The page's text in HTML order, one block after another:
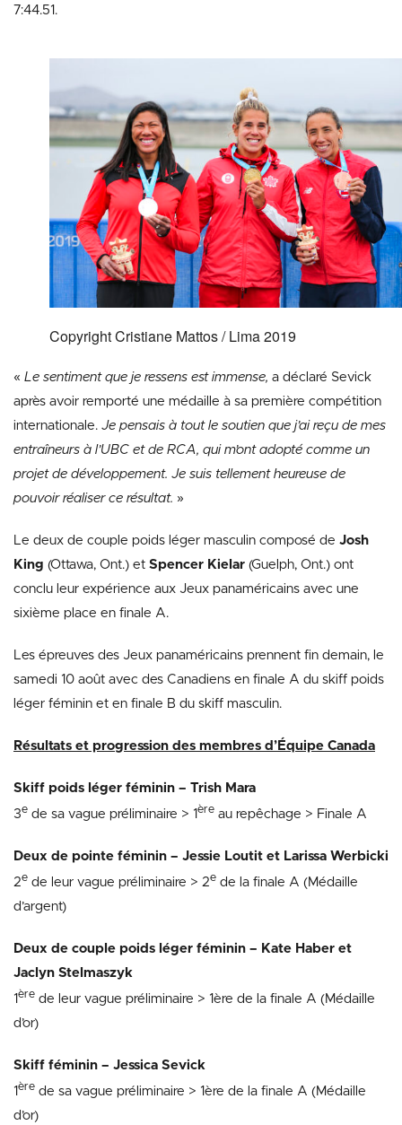
7:44.51.
Copyright Cristiane Mattos / Lima 2019
« Le sentiment que je ressens est immense, a déclaré Sevick
après avoir remporté une médaille à sa première compétition
internationale. Je pensais à tout le soutien que j’ai reçu de mes
entraîneurs à l’UBC et de RCA, qui m’ont adopté comme un
projet de développement. Je suis tellement heureuse de
pouvoir réaliser ce résultat. »
Le deux de couple poids léger masculin composé de Josh
King (Ottawa, Ont.) et Spencer Kielar (Guelph, Ont.) ont
conclu leur expérience aux Jeux panaméricains avec une
sixième place en finale A.
Les épreuves des Jeux panaméricains prennent fin demain, le
samedi 10 août avec des Canadiens en finale A du skiff poids
léger féminin et en finale B du skiff masculin.
Résultats et progression des membres d’Équipe Canada
Skiff poids léger féminin – Trish Mara
3e de sa vague préliminaire > 1ère au repêchage > Finale A
Deux de pointe féminin – Jessie Loutit et Larissa Werbicki
2e de leur vague préliminaire > 2e de la finale A (Médaille
d’argent)
Deux de couple poids léger féminin – Kate Haber et
Jaclyn Stelmaszyk
1ère de leur vague préliminaire > 1ère de la finale A (Médaille
d’or)
Skiff féminin – Jessica Sevick
1ère de sa vague préliminaire > 1ère de la finale A (Médaille
d’or)